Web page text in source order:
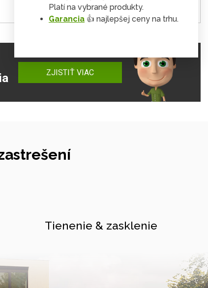
ZJISTIŤ VIAC
Tienenie & zasklenie
Platí na vybrané produkty.
Garancia 👍 najlepšej ceny na trhu.